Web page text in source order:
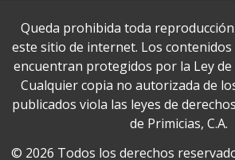
Queda prohibida toda
este sitio de internet. Los
encuentran protegidos por la Ley de
Cualquier copia no autorizada de
publicados viola las leyes de
de Primicias, C.A.
© 2026 Todos los derechos